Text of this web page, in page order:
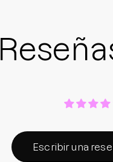
Escribir una